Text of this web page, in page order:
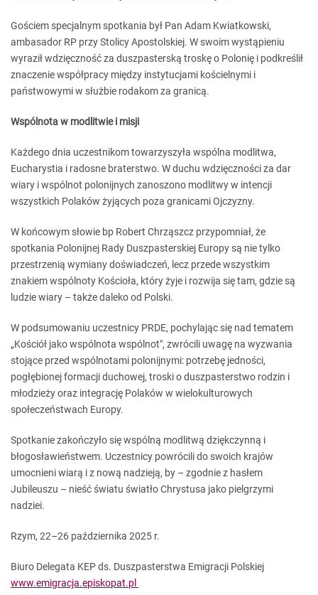
Gościem specjalnym spotkania był Pan Adam Kwiatkowski,
ambasador RP przy Stolicy Apostolskiej. W swoim wystąpieniu
wyraził wdzięczność za duszpasterską troskę o Polonię i podkreślił
znaczenie współpracy między instytucjami kościelnymi i
państwowymi w służbie rodakom za granicą.
Wspólnota w modlitwie i misji
Każdego dnia uczestnikom towarzyszyła wspólna modlitwa,
Eucharystia i radosne braterstwo. W duchu wdzięczności za dar
wiary i wspólnot polonijnych zanoszono modlitwy w intencji
wszystkich Polaków żyjących poza granicami Ojczyzny.
W końcowym słowie bp Robert Chrząszcz przypomniał, że
spotkania Polonijnej Rady Duszpasterskiej Europy są nie tylko
przestrzenią wymiany doświadczeń, lecz przede wszystkim
znakiem wspólnoty Kościoła, który żyje i rozwija się tam, gdzie są
ludzie wiary – także daleko od Polski.
W podsumowaniu uczestnicy PRDE, pochylając się nad tematem
„Kościół jako wspólnota wspólnot", zwrócili uwagę na wyzwania
stojące przed wspólnotami polonijnymi: potrzebę jedności,
pogłębionej formacji duchowej, troski o duszpasterstwo rodzin i
młodzieży oraz integrację Polaków w wielokulturowych
społeczeństwach Europy.
Spotkanie zakończyło się wspólną modlitwą dziękczynną i
błogosławieństwem. Uczestnicy powrócili do swoich krajów
umocnieni wiarą i z nową nadzieją, by – zgodnie z hasłem
Jubileuszu – nieść światu światło Chrystusa jako pielgrzymi
nadziei.
Rzym, 22–26 października 2025 r.
Biuro Delegata KEP ds. Duszpasterstwa Emigracji Polskiej
www.emigracja.episkopat.pl